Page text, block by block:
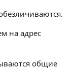
на адрес
общие